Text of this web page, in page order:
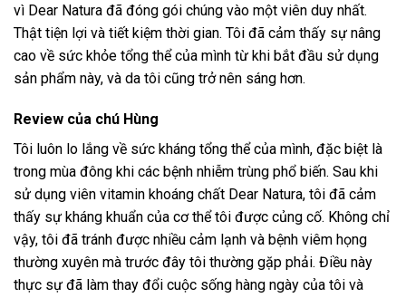
vì Dear Natura đã đóng gói chúng vào một viên duy nhất.
Thật tiện lợi và tiết kiệm thời gian. Tôi đã cảm thấy sự nâng
cao về sức khỏe tổng thể của mình từ khi bắt đầu sử dụng
sản phẩm này, và da tôi cũng trở nên sáng hơn.
Review của chú Hùng
Tôi luôn lo lắng về sức kháng tổng thể của mình, đặc biệt là
trong mùa đông khi các bệnh nhiễm trùng phổ biến. Sau khi
sử dụng viên vitamin khoáng chất Dear Natura, tôi đã cảm
thấy sự kháng khuẩn của cơ thể tôi được củng cố. Không chỉ
vậy, tôi đã tránh được nhiều cảm lạnh và bệnh viêm họng
thường xuyên mà trước đây tôi thường gặp phải. Điều này
thực sự đã làm thay đổi cuộc sống hàng ngày của tôi và